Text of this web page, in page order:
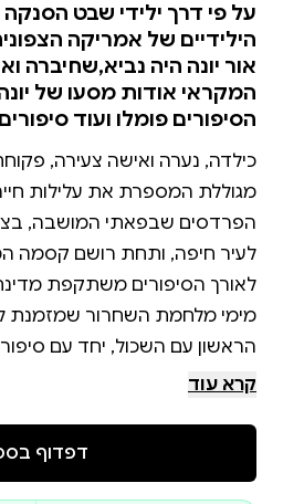
על פי דרך ילידי שבט
הילידיים של אמריקה
אור יונה היה נביא,שחיברה
המקראי אודות מסעו של יונה
הסיפורים פומלו ועוד
כילדה, נערה ואישה צעירה,
מגוללת המספרת את עלילות
הפרדסים שבפאתי המושבה,
לאורך הסיפורים משתקפת
מימי מלחמת השחרור שמזמנת
הראשון עם השכול, יחד עם
פליטי השואה, דרך המיניות
הראשונה שלה כנערה צנועה
קרא עוד
דפדוף